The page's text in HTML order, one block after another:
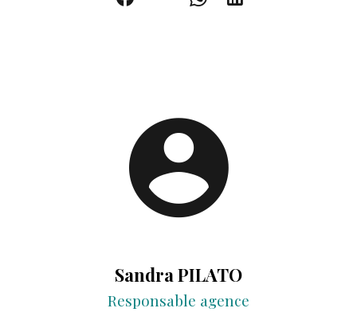
Sandra PILATO
Responsable agence